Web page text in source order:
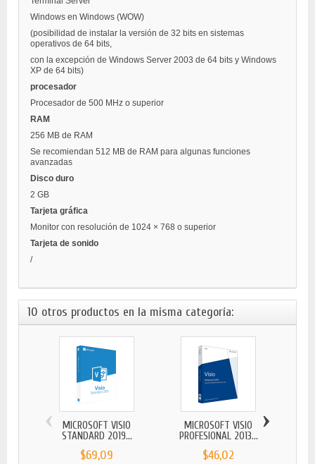
Windows en Windows (WOW)
(posibilidad de instalar la versión de 32 bits en sistemas
operativos de 64 bits,
con la excepción de Windows Server 2003 de 64 bits y Windows
XP de 64 bits)
procesador
Procesador de 500 MHz o superior
RAM
256 MB de RAM
Se recomiendan 512 MB de RAM para algunas funciones
avanzadas
Disco duro
2 GB
Tarjeta gráfica
Monitor con resolución de 1024 × 768 o superior
Tarjeta de sonido
/
10 otros productos en la misma categoría:
MICROSOFT VISIO
STANDARD 2019...
$69,09
MICROSOFT VISIO
PROFESIONAL 2013...
$46,02
‹ ›